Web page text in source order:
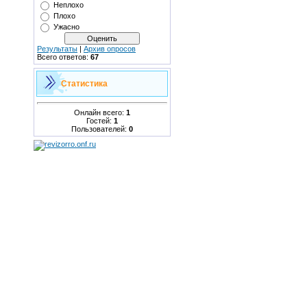
Неплохо
Плохо
Ужасно
Результаты | Архив опросов
Всего ответов: 67
Статистика
Онлайн всего: 1
Гостей: 1
Пользователей: 0